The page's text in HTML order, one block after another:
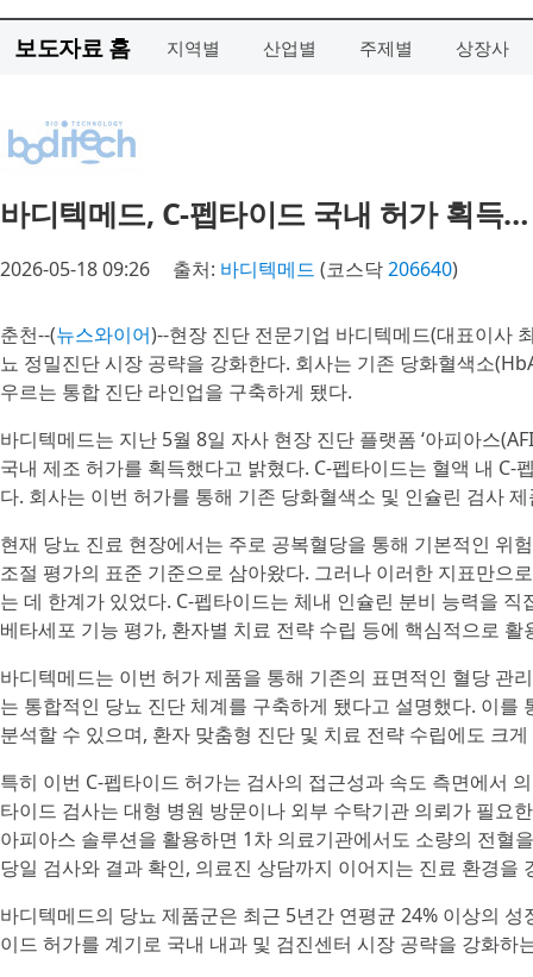
보도자료 홈 지역별 산업별 주제별 상장사
바디텍메드, C-펩타이드 국내 허가 획득
2026-05-18 09:26 출처: 바디텍메드 (코스닥206640)
춘천--(뉴스와이어)--현장 진단 전문기업 바디텍메드(대표이사
뇨 정밀진단 시장 공략을 강화한다. 회사는 기존 당화혈색소
우르는 통합 진단 라인업을 구축하게 됐다.
바디텍메드는 지난 5월 8일 자사 현장 진단 플랫폼 ‘아피아스
국내 제조 허가를 획득했다고 밝혔다. C-펩타이드는 혈액 내
다. 회사는 이번 허가를 통해 기존 당화혈색소 및 인슐린 검사
현재 당뇨 진료 현장에서는 주로 공복혈당을 통해 기본적인 위
조절 평가의 표준 기준으로 삼아왔다. 그러나 이러한 지표만으
는 데 한계가 있었다. C-펩타이드는 체내 인슐린 분비 능력을
베타세포 기능 평가, 환자별 치료 전략 수립 등에 핵심적으로 활
바디텍메드는 이번 허가 제품을 통해 기존의 표면적인 혈당 관
는 통합적인 당뇨 진단 체계를 구축하게 됐다고 설명했다. 이
분석할 수 있으며, 환자 맞춤형 진단 및 치료 전략 수립에도 크
특히 이번 C-펩타이드 허가는 검사의 접근성과 속도 측면에서
타이드 검사는 대형 병원 방문이나 외부 수탁기관 의뢰가 필요
아피아스 솔루션을 활용하면 1차 의료기관에서도 소량의 전혈
당일 검사와 결과 확인, 의료진 상담까지 이어지는 진료 환경을
바디텍메드의 당뇨 제품군은 최근 5년간 연평균 24% 이상의
이드 허가를 계기로 국내 내과 및 검진센터 시장 공략을 강화